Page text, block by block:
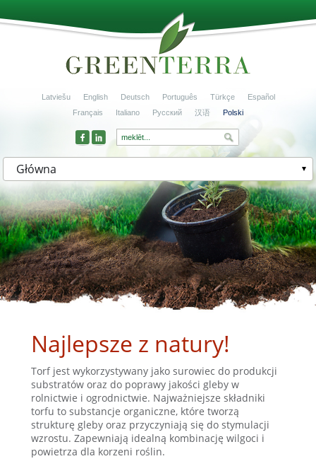
Latviešu English Deutsch Português Türkçe
Español
Français
Italiano Русский 汉语 Polski
Główna
Najlepsze z natury!
Torf jest wykorzystywany jako surowiec do produkcji
substratów oraz do poprawy jakości gleby w
rolnictwie i ogrodnictwie. Najważniejsze składniki
torfu to substancje organiczne, które tworzą
strukturę gleby oraz przyczyniają się do stymulacji
wzrostu. Zapewniają idealną kombinację wilgoci i
powietrza dla korzeni roślin.